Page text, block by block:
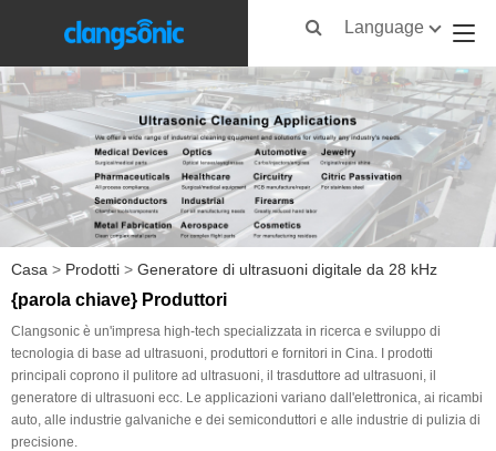
Language
Casa > Prodotti > Generatore di ultrasuoni digitale da 28 kHz
{parola chiave} Produttori
Clangsonic è un'impresa high-tech specializzata in ricerca e sviluppo di
tecnologia di base ad ultrasuoni, produttori e fornitori in Cina. I prodotti
principali coprono il pulitore ad ultrasuoni, il trasduttore ad ultrasuoni, il
generatore di ultrasuoni ecc. Le applicazioni variano dall'elettronica, ai ricambi
auto, alle industrie galvaniche e dei semiconduttori e alle industrie di pulizia di
precisione.